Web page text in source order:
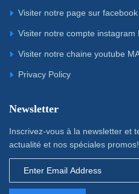
Visiter notre page sur
Visiter notre compte instagram
Visiter notre chaine youtube
Privacy Policy
Newsletter
Inscrivez-vous à la newsletter et
actualité et nos spéciales promos!